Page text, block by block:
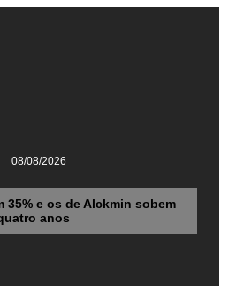
08/08/2026
35% e os de Alckmin sobem
anos